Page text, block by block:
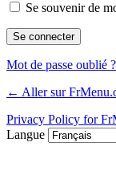
Se souvenir de
Mot de passe oublié ?
← Aller sur
Privacy Policy for
Langue